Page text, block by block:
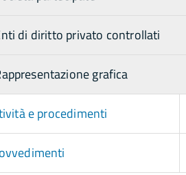
di diritto privato controllati
grafica
e procedimenti